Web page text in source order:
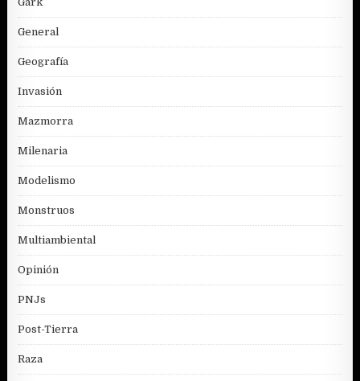
General
Geografía
Invasión
Mazmorra
Milenaria
Modelismo
Monstruos
Multiambiental
Opinión
PNJs
Post-Tierra
Raza